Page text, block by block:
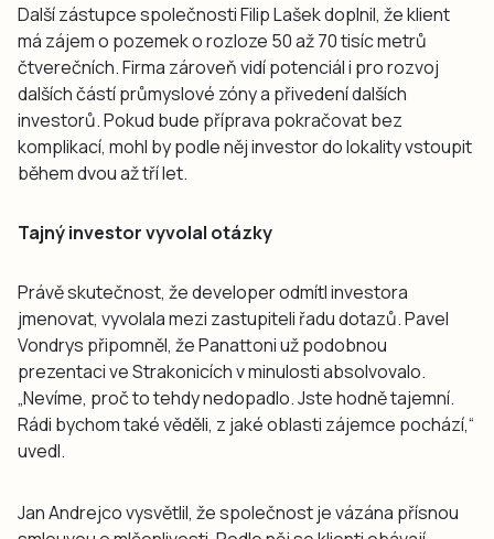
Další zástupce společnosti Filip Lašek doplnil, že klient
má zájem o pozemek o rozloze 50 až 70 tisíc metrů
čtverečních. Firma zároveň vidí potenciál i pro rozvoj
dalších částí průmyslové zóny a přivedení dalších
investorů. Pokud bude příprava pokračovat bez
komplikací, mohl by podle něj investor do lokality vstoupit
během dvou až tří let.
Tajný investor vyvolal otázky
Právě skutečnost, že developer odmítl investora
jmenovat, vyvolala mezi zastupiteli řadu dotazů. Pavel
Vondrys připomněl, že Panattoni už podobnou
prezentaci ve Strakonicích v minulosti absolvovalo.
„Nevíme, proč to tehdy nedopadlo. Jste hodně tajemní.
Rádi bychom také věděli, z jaké oblasti zájemce pochází,“
uvedl.
Jan Andrejco vysvětlil, že společnost je vázána přísnou